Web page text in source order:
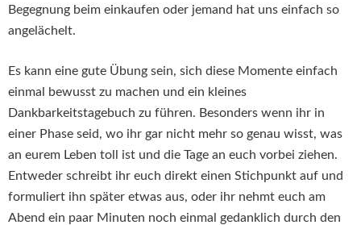
Begegnung beim einkaufen oder jemand hat uns einfach so
angelächelt.
Es kann eine gute Übung sein, sich diese Momente einfach
einmal bewusst zu machen und ein kleines
Dankbarkeitstagebuch zu führen. Besonders wenn ihr in
einer Phase seid, wo ihr gar nicht mehr so genau wisst, was
an eurem Leben toll ist und die Tage an euch vorbei ziehen.
Entweder schreibt ihr euch direkt einen Stichpunkt auf und
formuliert ihn später etwas aus, oder ihr nehmt euch am
Abend ein paar Minuten noch einmal gedanklich durch den